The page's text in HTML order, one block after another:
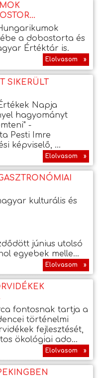
a dobostorta és
Értéktár is.
Elolvasom »
SIKERÜLT
Napja
hagyományt
-
Pesti Imre
képviselő, ...
Elolvasom »
kulturális és
június utolsó
egyebek melle...
Elolvasom »
fontosnak tartja a
történelmi
fejlesztését,
ökológiai ado...
Elolvasom »